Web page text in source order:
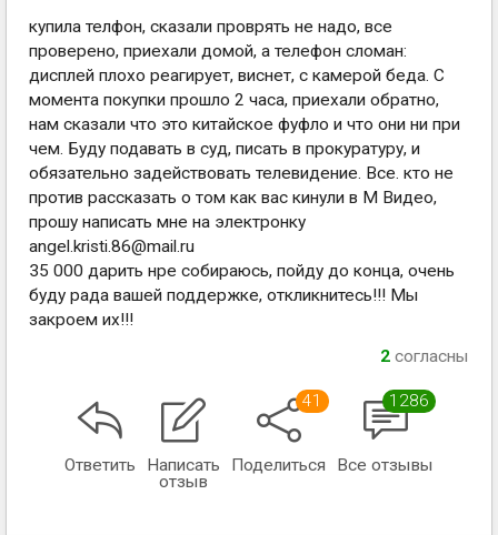
купила телфон, сказали проврять не надо, все
проверено, приехали домой, а телефон сломан:
дисплей плохо реагирует, виснет, с камерой беда. С
момента покупки прошло 2 часа, приехали обратно,
нам сказали что это китайское фуфло и что они ни при
чем. Буду подавать в суд, писать в прокуратуру, и
обязательно задействовать телевидение. Все. кто не
против рассказать о том как вас кинули в М Видео,
прошу написать мне на электронку
angel.kristi.86@mail.ru
35 000 дарить нре собираюсь, пойду до конца, очень
буду рада вашей поддержке, откликнитесь!!! Мы
закроем их!!!
2 согласны
Ответить
Написать
отзыв
41
Поделиться
1286
Все отзывы